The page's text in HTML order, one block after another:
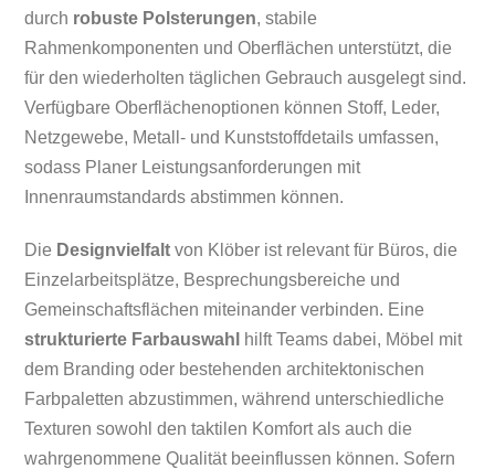
durch robuste Polsterungen, stabile
Rahmenkomponenten und Oberflächen unterstützt, die
für den wiederholten täglichen Gebrauch ausgelegt sind.
Verfügbare Oberflächenoptionen können Stoff, Leder,
Netzgewebe, Metall- und Kunststoffdetails umfassen,
sodass Planer Leistungsanforderungen mit
Innenraumstandards abstimmen können.
Die Designvielfalt von Klöber ist relevant für Büros, die
Einzelarbeitsplätze, Besprechungsbereiche und
Gemeinschaftsflächen miteinander verbinden. Eine
strukturierte Farbauswahl
hilft Teams dabei, Möbel mit
dem Branding oder bestehenden architektonischen
Farbpaletten abzustimmen, während unterschiedliche
Texturen sowohl den taktilen Komfort als auch die
wahrgenommene Qualität beeinflussen können. Sofern